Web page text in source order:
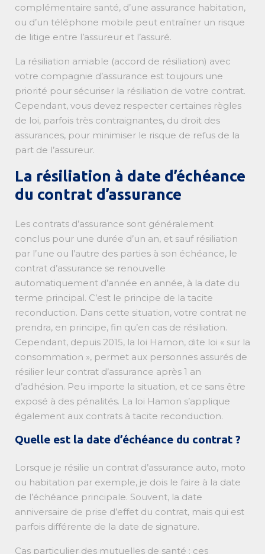
complémentaire santé, d’une assurance habitation,
ou d’un téléphone mobile peut entraîner un risque
de litige entre l’assureur et l’assuré.
La résiliation amiable (accord de résiliation) avec
votre compagnie d’assurance est toujours une
priorité pour sécuriser la résiliation de votre contrat.
Cependant, vous devez respecter certaines règles
de loi, parfois très contraignantes, du droit des
assurances, pour minimiser le risque de refus de la
part de l’assureur.
La résiliation à date d’échéance
du contrat d’assurance
Les contrats d’assurance sont généralement
conclus pour une durée d’un an, et sauf résiliation
par l’une ou l’autre des parties à son échéance, le
contrat d’assurance se renouvelle
automatiquement d’année en année, à la date du
terme principal. C’est le principe de la tacite
reconduction. Dans cette situation, votre contrat ne
prendra, en principe, fin qu’en cas de résiliation.
Cependant, depuis 2015, la loi Hamon, dite loi « sur la
consommation », permet aux personnes assurés de
résilier leur contrat d’assurance après 1 an
d’adhésion. Peu importe la situation, et ce sans être
exposé à des pénalités. La loi Hamon s’applique
également aux contrats à tacite reconduction.
Quelle est la date d’échéance du contrat ?
Lorsque je résilie un contrat d’assurance auto, moto
ou habitation par exemple, je dois le faire à la date
de l’échéance principale. Souvent, la date
anniversaire de prise d’effet du contrat, mais qui est
parfois différente de la date de signature.
Cas particulier des mutuelles de santé : ces